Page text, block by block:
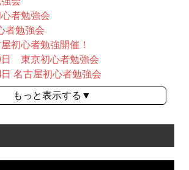
者勉強会
者勉強会
初心者勉強開催！
日 東京初心者勉強会
名古屋初心者勉強会
もっと表示する▼